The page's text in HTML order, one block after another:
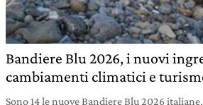
Bandiere Blu 2026, i nuovi
cambiamenti climatici e
Sono 14 le nuove Bandiere Blu 2026